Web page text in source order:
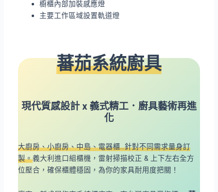
櫥櫃內部加裝感應燈
主要工作區域設置軌道燈
蕃茄系統廚具
現代質感設計 x 義式精工．廚具藝術再進
化
大廚房、小廚房、中島、電器櫃…針對不同需求量身訂
製。義大利進口組櫃機，雷射掃描校正 & 上下左右全方
位壓合，確保櫃體穩固，為你的家具耐用度把關！